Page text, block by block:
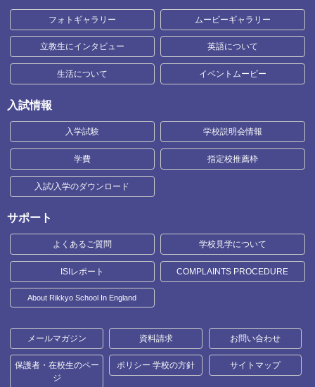
フォトギャラリー ムービーギャラリー
立教生にインタビュー 英語について
生活について イベントムービー
入試情報
入学試験 学校説明会情報
学費 指定校推薦枠
入試/入学のダウンロード
サポート
よくあるご質問 学校見学について
ISIレポート COMPLAINTS PROCEDURE
About Rikkyo School In England
メールマガジン 資料請求 お問い合わせ
保護者・在校生のペー
ジ
ポリシー 学校の方針 サイトマップ